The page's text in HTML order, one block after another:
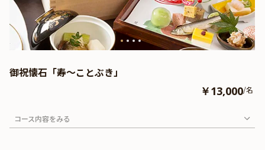
御祝懐石「寿～ことぶき」
￥13,000/名
コース内容をみる